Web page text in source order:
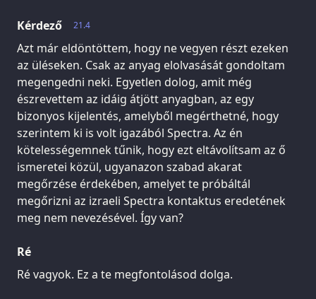
21.4
Kérdező
Azt már eldöntöttem, hogy ne vegyen részt ezeken
az üléseken. Csak az anyag elolvasását gondoltam
megengedni neki. Egyetlen dolog, amit még
észrevettem az idáig átjött anyagban, az egy
bizonyos kijelentés, amelyből megérthetné, hogy
szerintem ki is volt igazából Spectra. Az én
kötelességemnek tűnik, hogy ezt eltávolítsam az ő
ismeretei közül, ugyanazon szabad akarat
megőrzése érdekében, amelyet te próbáltál
megőrizni az izraeli Spectra kontaktus eredetének
meg nem nevezésével. Így van?
Ré
Ré vagyok. Ez a te megfontolásod dolga.